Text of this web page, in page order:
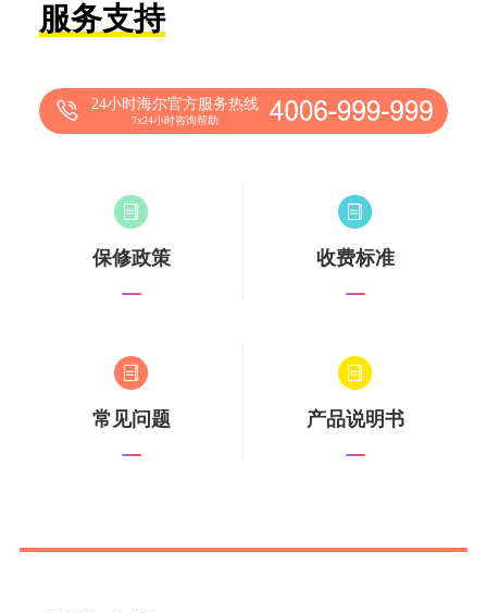
服务支持
24小时海尔官方服务热线
7x24小时咨询帮助
保修政策 收费标准
常见问题 产品说明书